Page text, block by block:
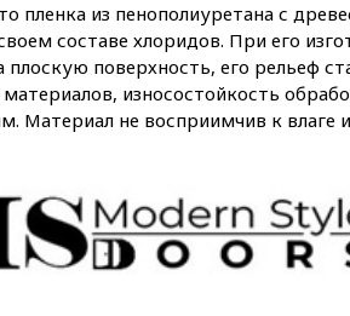
пленка из пенополиуретана с
составе хлоридов. При его
плоскую поверхность, его рельеф
износостойкость
Материал не восприимчив к влаге